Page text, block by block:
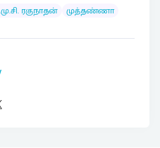
ரகுநாதன் முத்தண்ணா